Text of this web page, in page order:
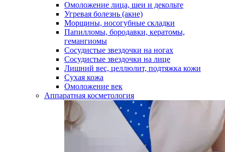
Омоложение лица, шеи и декольте
Угревая болезнь (акне)
Морщины, носогубные складки
Папилломы, бородавки, кератомы,
гемангиомы
Сосудистые звездочки на ногах
Сосудистые звездочки на лице
Лишний вес, целлюлит, подтяжка кожи
Сухая кожа
Омоложение век
Аппаратная косметология